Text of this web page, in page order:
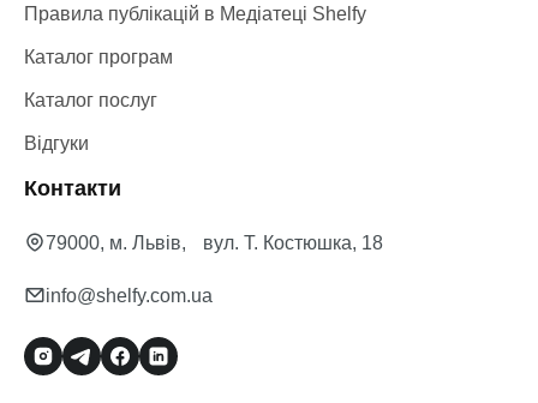
Правила публікацій в Медіатеці Shelfy
Каталог програм
Каталог послуг
Відгуки
Контакти
79000, м. Львів, вул. Т. Костюшка, 18
info@shelfy.com.ua